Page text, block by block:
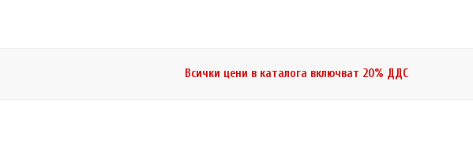
Всички цени в каталога включват 20% ДДС